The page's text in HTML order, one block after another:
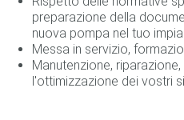
preparazione della
nuova pompa nel tuo
Messa in servizio,
Manutenzione,
l'ottimizzazione dei vostri